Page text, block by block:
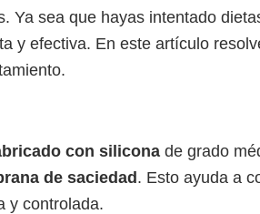
Ya sea que hayas intentado
y efectiva. En este artículo
con silicona de grado
de saciedad . Esto ayuda a
y controlada.